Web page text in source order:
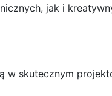
jak i
w skutecznym